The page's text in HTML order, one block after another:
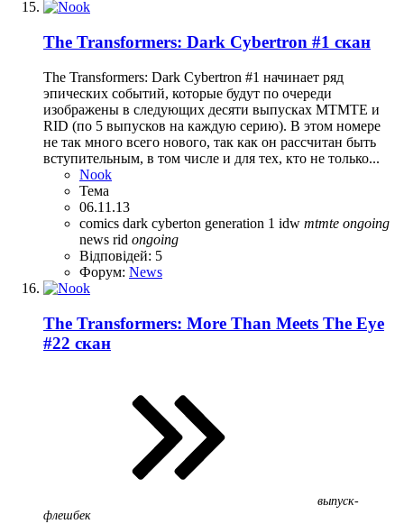
The Transformers: Dark Cybertron #1 скан
The Transformers: Dark Cybertron #1 начинает ряд
эпических событий, которые будут по очереди
изображены в следующих десяти выпусках MTMTE и
RID (по 5 выпусков на каждую серию). В этом номере
не так много всего нового, так как он рассчитан быть
вступительным, в том числе и для тех, кто не только...
Nook
Тема
06.11.13
comics dark cyberton generation 1 idw mtmte ongoing
news rid ongoing
Відповідей: 5
Форум: News
The Transformers: More Than Meets The Eye
#22 скан
выпуск-
флешбек